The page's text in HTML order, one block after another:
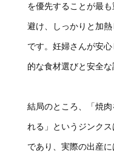
を優先することが最
避け、しっかりと加
です。妊婦さんが安
的な食材選びと安全な
結局のところ、「焼
れる」というジンク
であり、実際の出産